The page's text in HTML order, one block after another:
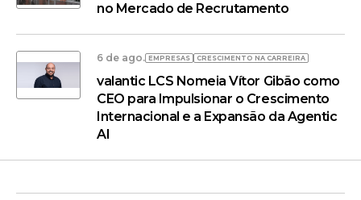
no Mercado de Recrutamento
6 de ago. EMPRESAS CRESCIMENTO NA CARREIRA
valantic LCS Nomeia Vítor Gibão como
CEO para Impulsionar o Crescimento
Internacional e a Expansão da Agentic
AI